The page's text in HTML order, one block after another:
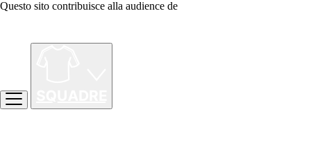
Questo sito contribuisce alla audience de